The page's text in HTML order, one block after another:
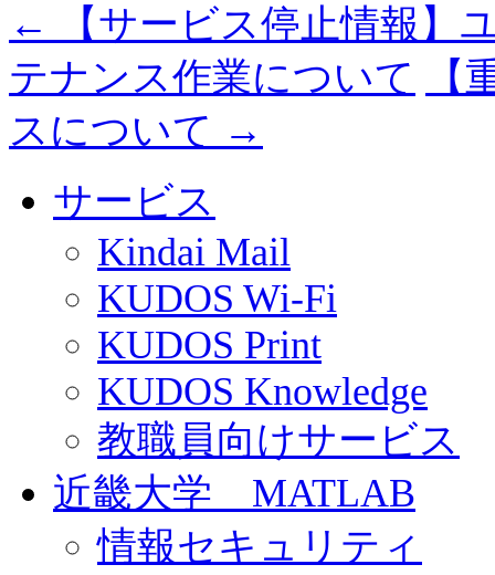
←
【サービス停止情報】
テナンス作業について
【
スについて →
サービス
Kindai Mail
KUDOS Wi-Fi
KUDOS Print
KUDOS Knowledge
教職員向けサービス
近畿大学 MATLAB
情報セキュリティ